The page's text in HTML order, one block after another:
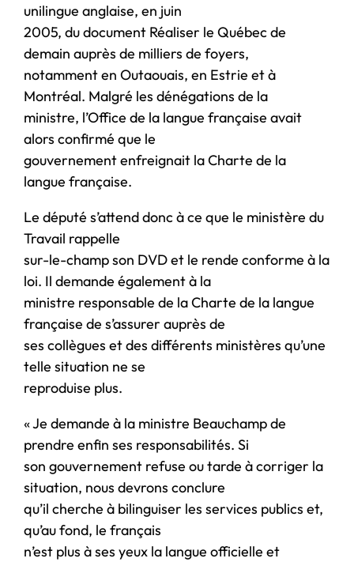
unilingue anglaise, en juin
2005, du document Réaliser le Québec de
demain auprès de milliers de foyers,
notamment en Outaouais, en Estrie et à
Montréal. Malgré les dénégations de la
ministre, l’Office de la langue française avait
alors confirmé que le
gouvernement enfreignait la Charte de la
langue française.
Le député s’attend donc à ce que le ministère du
Travail rappelle
sur-le-champ son DVD et le rende conforme à la
loi. Il demande également à la
ministre responsable de la Charte de la langue
française de s’assurer auprès de
ses collègues et des différents ministères qu’une
telle situation ne se
reproduise plus.
« Je demande à la ministre Beauchamp de
prendre enfin ses responsabilités. Si
son gouvernement refuse ou tarde à corriger la
situation, nous devrons conclure
qu’il cherche à bilinguiser les services publics et,
qu’au fond, le français
n’est plus à ses yeux la langue officielle et